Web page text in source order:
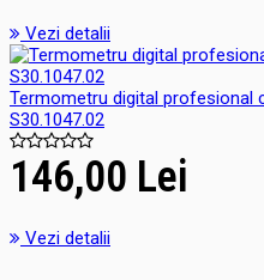
Vezi detalii
Termometru digital profesional
S30.1047.02
146,00 Lei
Vezi detalii